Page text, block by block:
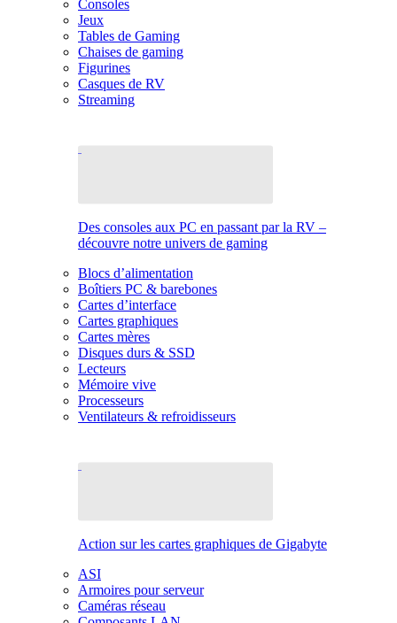
Consoles
Jeux
Tables de Gaming
Chaises de gaming
Figurines
Casques de RV
Streaming
Des consoles aux PC en passant par la RV –
découvre notre univers de gaming
Blocs d’alimentation
Boîtiers PC & barebones
Cartes d’interface
Cartes graphiques
Cartes mères
Disques durs & SSD
Lecteurs
Mémoire vive
Processeurs
Ventilateurs & refroidisseurs
Action sur les cartes graphiques de Gigabyte
ASI
Armoires pour serveur
Caméras réseau